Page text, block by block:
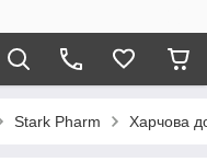
Stark Pharm Харчова